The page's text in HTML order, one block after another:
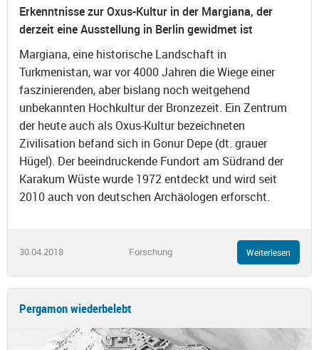
Erkenntnisse zur Oxus-Kultur in der Margiana, der
derzeit eine Ausstellung in Berlin gewidmet ist
Margiana, eine historische Landschaft in
Turkmenistan, war vor 4000 Jahren die Wiege einer
faszinierenden, aber bislang noch weitgehend
unbekannten Hochkultur der Bronzezeit. Ein Zentrum
der heute auch als Oxus-Kultur bezeichneten
Zivilisation befand sich in Gonur Depe (dt. grauer
Hügel). Der beeindruckende Fundort am Südrand der
Karakum Wüste wurde 1972 entdeckt und wird seit
2010 auch von deutschen Archäologen erforscht.
30.04.2018 Forschung Weiterlesen
Pergamon wiederbelebt